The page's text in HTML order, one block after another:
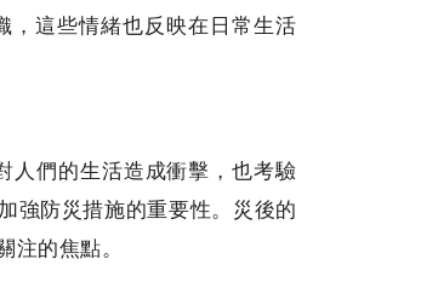
，這些情緒也反映在日常生活
人們的生活造成衝擊，也考驗
強防災措施的重要性。災後的
注的焦點。